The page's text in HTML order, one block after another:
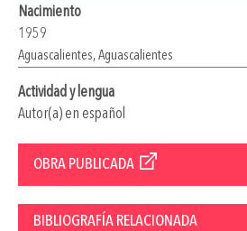
Nacimiento
1959
Aguascalientes, Aguascalientes
Actividad y lengua
Autor(a) en español
OBRA PUBLICADA
BIBLIOGRAFÍA RELACIONADA